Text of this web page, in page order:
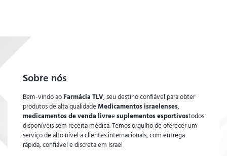
Sobre nós
Bem-vindo aoFarmácia TLV, seu destino confiável para obter
produtos de alta qualidadeMedicamentos israelenses,
medicamentos de venda livreesuplementos esportivostodos
disponíveis sem receita médica. Temos orgulho de oferecer um
serviço de alto nível a clientes internacionais, com entrega
rápida, confiável e discreta em Israel